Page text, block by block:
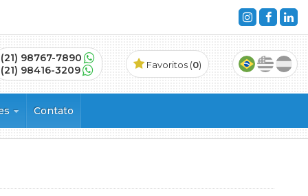
(21) 98767-7890
(21) 98416-3209
Favoritos (0)
Contato